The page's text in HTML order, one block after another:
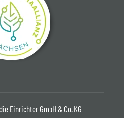
Einrichter GmbH & Co. KG